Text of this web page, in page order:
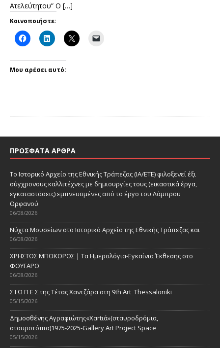
Ατελεύτητου” Ο […]
Κοινοποιήστε:
Μου αρέσει αυτό:
ΠΡΌΣΦΑΤΑ ΆΡΘΡΑ
Το Ιστορικό Αρχείο της Εθνικής Τράπεζας (ΙΑ/ΕΤΕ) φιλοξενεί έξι
σύγχρονους καλλιτέχνες με δημιουργίες τους (εικαστικά έργα,
εγκαταστάσεις) εμπνευσμένες από το έργο του Λάμπρου
Ορφανού
06/08/2026
Νύχτα Μουσείων στο Ιστορικό Αρχείο της Εθνικής Τράπεζας και
06/08/2026
ΧΡΗΣΤΟΣ ΜΠΟΚΟΡΟΣ | Τα Ημερολόγια-Εγκαίνια Έκθεσης στο
ΦΟΥΓΑΡΟ
06/08/2026
Σ Ι Ω Π Ε Σ της Τέτας Χαντζάρα στη 9th Art_Thessaloniki
05/15/2026
Δημοσθένης Αγραφιώτης«Xαrtιά»(σταυροδρόμια,
σταυροτόπια)1975-2025-Gallery Art Project Space
05/15/2026